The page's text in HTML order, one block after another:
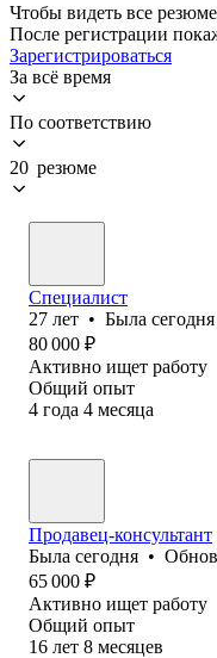
Чтобы видеть все
После регистрации
Зарегистрироваться
За всё время
По соответствию
20 резюме
Специалист
27 лет • Была сегодня
80 000 ₽
Активно ищет работу
Общий опыт
4 года 4 месяца
Продавец-консультант
Была сегодня •
65 000 ₽
Активно ищет работу
Общий опыт
16 лет 8 месяцев